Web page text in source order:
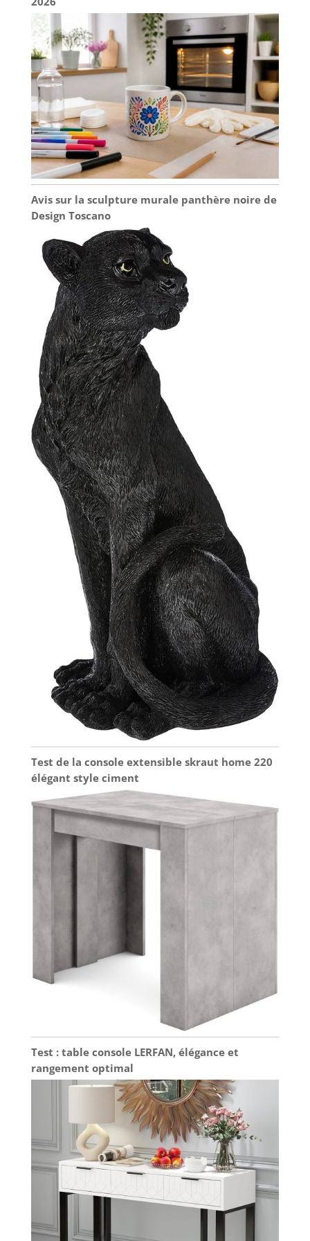
Avis sur la sculpture murale panthère noire de
Design Toscano
Test de la console extensible skraut home 220
élégant style ciment
Test : table console LERFAN, élégance et
rangement optimal